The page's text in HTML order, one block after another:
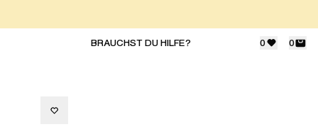
BRAUCHST DU HILFE? 0 0